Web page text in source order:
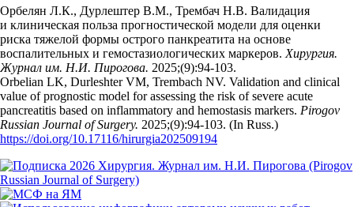
Орбелян Л.К., Дурлештер В.М., Трембач Н.В. Валидация
и клиническая польза прогностической модели для оценки
риска тяжелой формы острого панкреатита на основе
воспалительных и гемостазиологических маркеров. Хирургия.
Журнал им. Н.И. Пирогова. 2025;(9):94‑103.
Orbelian LK, Durleshter VM, Trembach NV. Validation and clinical
value of prognostic model for assessing the risk of severe acute
pancreatitis based on inflammatory and hemostasis markers. Pirogov
Russian Journal of Surgery. 2025;(9):94‑103. (In Russ.)
https://doi.org/10.17116/hirurgia202509194